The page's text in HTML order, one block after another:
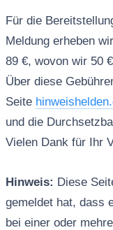
Für die
Meldung erheben
89 €, wovon wir 50
Über diese
Seite
und die
Vielen Dank für Ihr
Hinweis: Diese
gemeldet hat, dass
bei einer oder